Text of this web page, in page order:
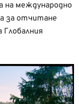
международно
за отчитане